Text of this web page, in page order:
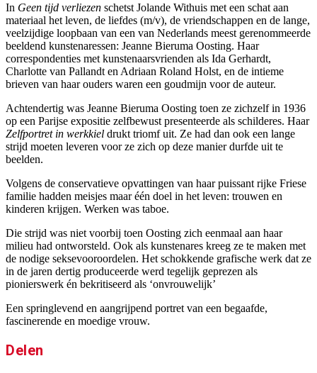
In Geen tijd verliezen schetst Jolande Withuis met een schat aan
materiaal het leven, de liefdes (m/v), de vriendschappen en de lange,
veelzijdige loopbaan van een van Nederlands meest gerenommeerde
beeldend kunstenaressen: Jeanne Bieruma Oosting. Haar
correspondenties met kunstenaarsvrienden als Ida Gerhardt,
Charlotte van Pallandt en Adriaan Roland Holst, en de intieme
brieven van haar ouders waren een goudmijn voor de auteur.
Achtendertig was Jeanne Bieruma Oosting toen ze zichzelf in 1936
op een Parijse expositie zelfbewust presenteerde als schilderes. Haar
Zelfportret in werkkiel drukt triomf uit. Ze had dan ook een lange
strijd moeten leveren voor ze zich op deze manier durfde uit te
beelden.
Volgens de conservatieve opvattingen van haar puissant rijke Friese
familie hadden meisjes maar één doel in het leven: trouwen en
kinderen krijgen. Werken was taboe.
Die strijd was niet voorbij toen Oosting zich eenmaal aan haar
milieu had ontworsteld. Ook als kunstenares kreeg ze te maken met
de nodige seksevooroordelen. Het schokkende grafische werk dat ze
in de jaren dertig produceerde werd tegelijk geprezen als
pionierswerk én bekritiseerd als ‘onvrouwelijk’
Een springlevend en aangrijpend portret van een begaafde,
fascinerende en moedige vrouw.
Delen